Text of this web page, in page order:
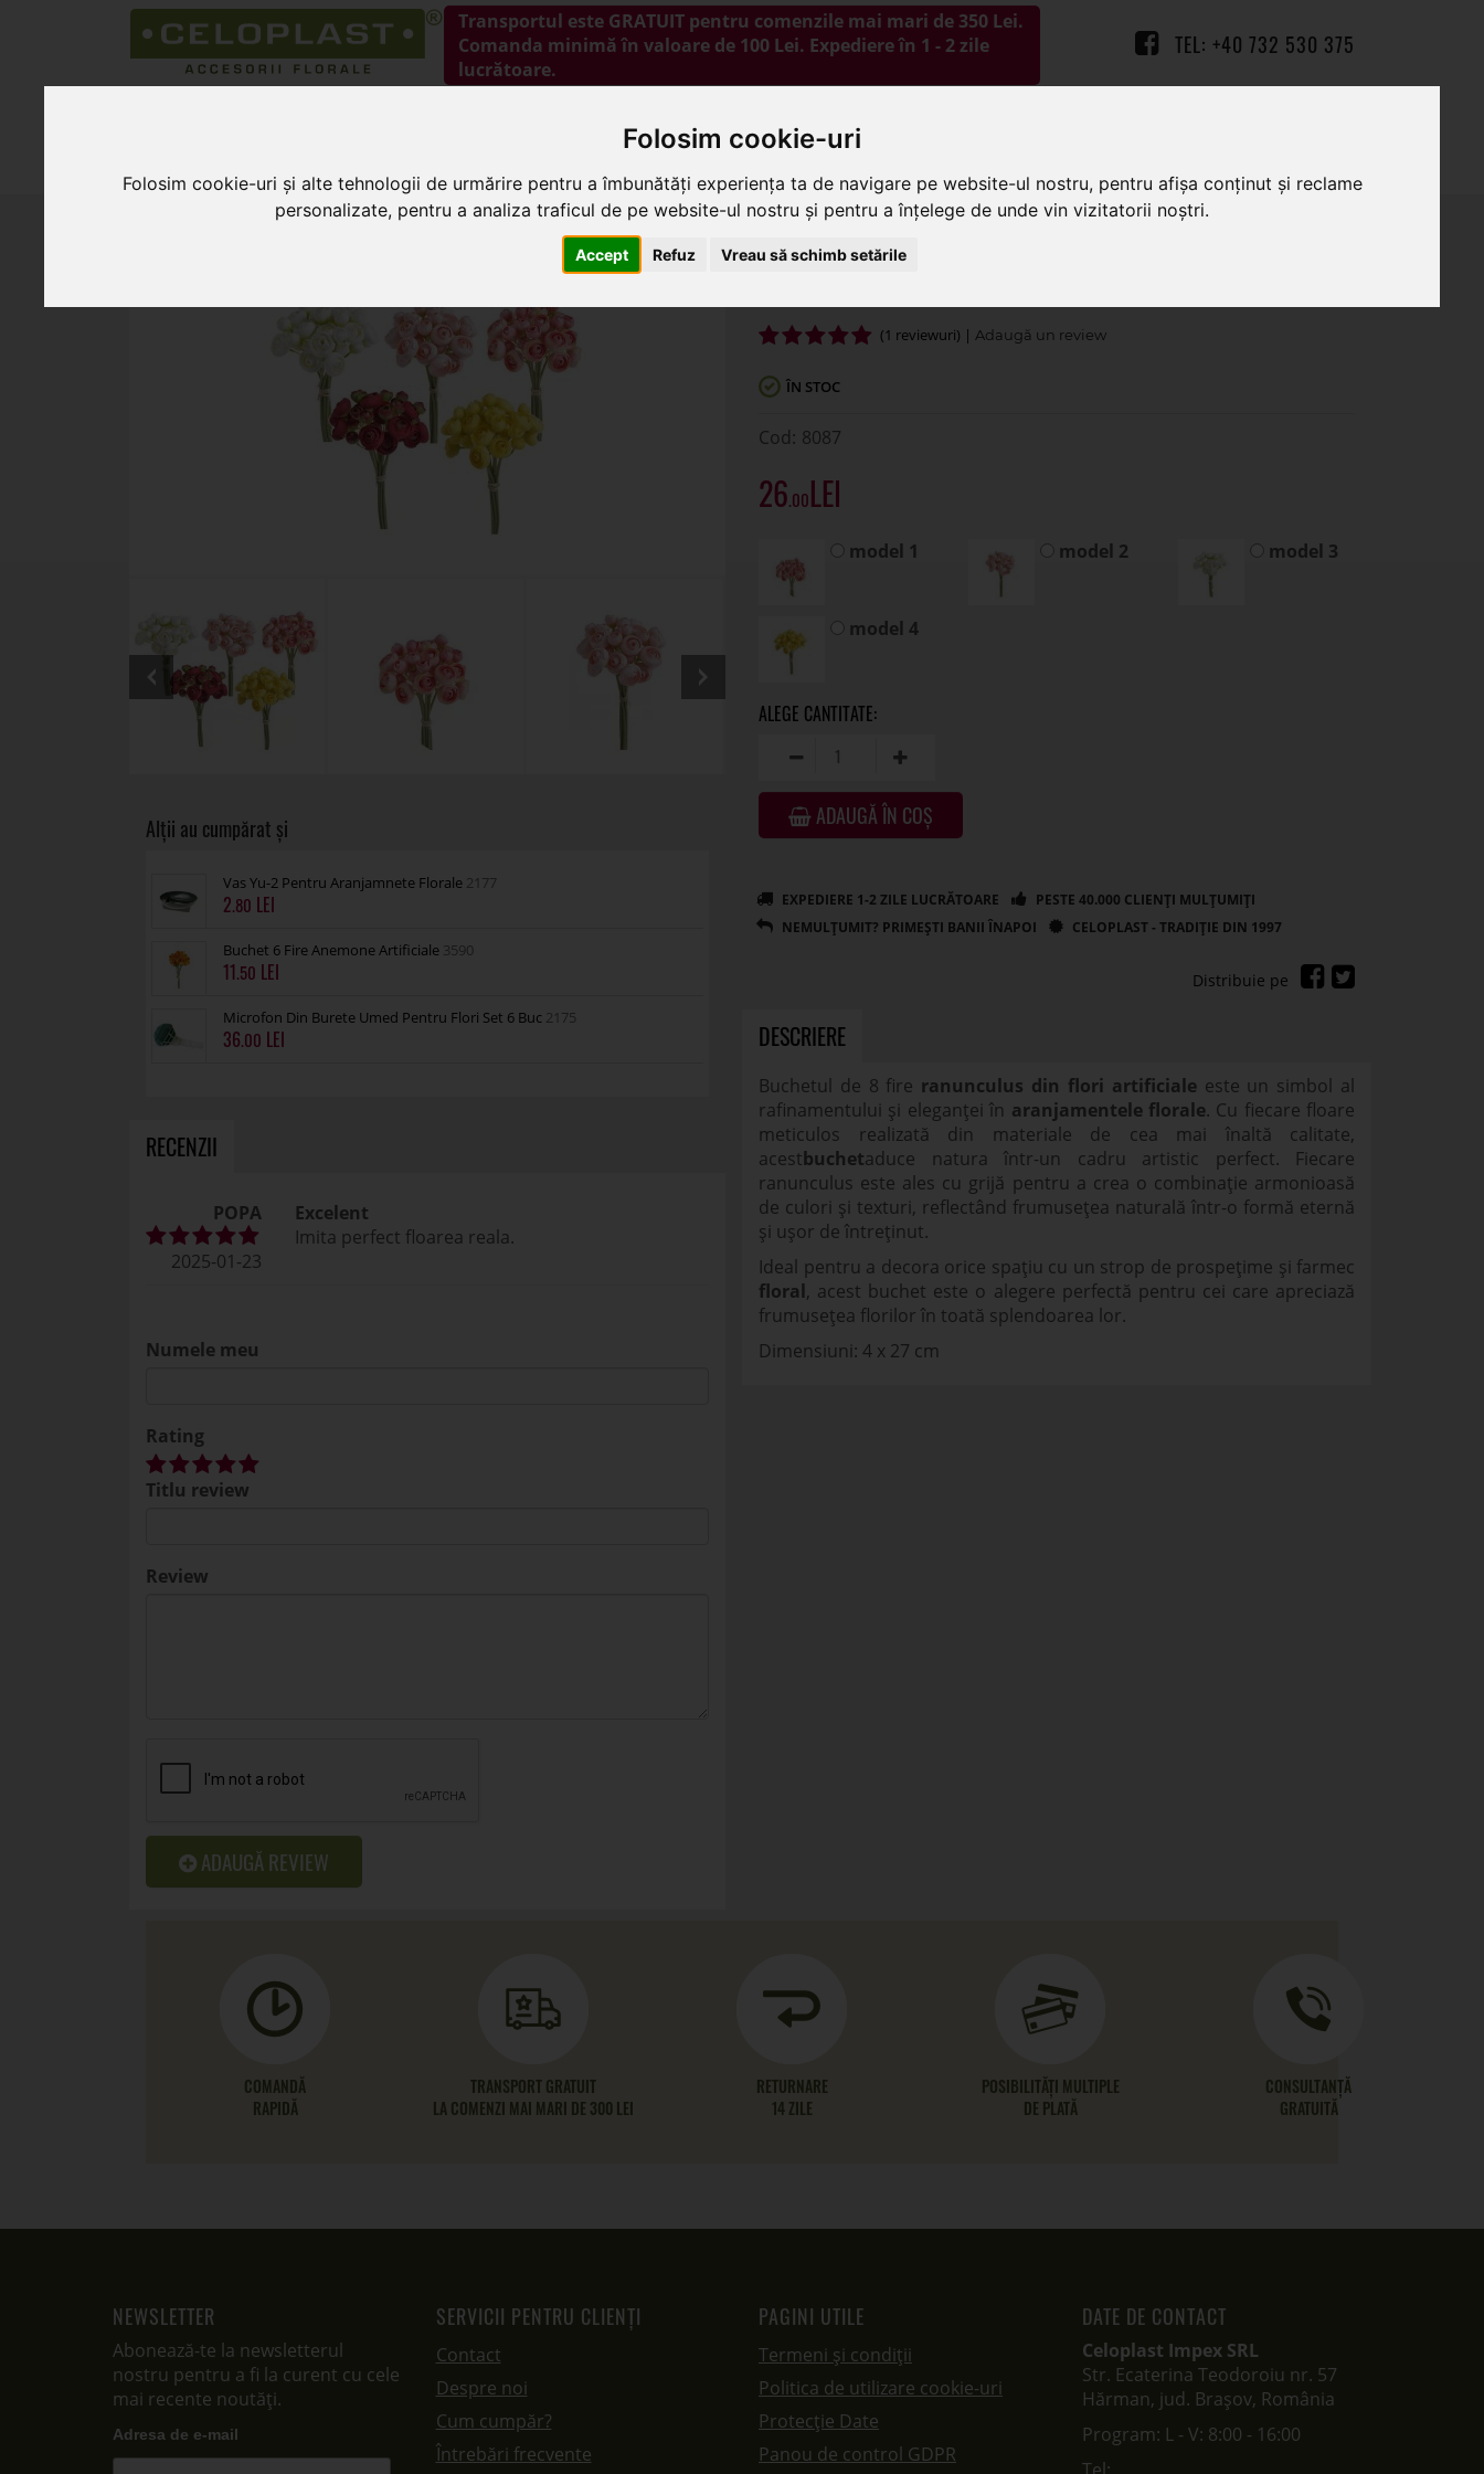
Folosim cookie-uri
Folosim cookie-uri și alte tehnologii de urmărire pentru a îmbunătăți experiența ta de navigare pe website-ul nostru, pentru afișa conținut și reclame
personalizate, pentru a analiza traficul de pe website-ul nostru și pentru a înțelege de unde vin vizitatorii noștri.
Accept Refuz Vreau să schimb setările
Transportul este GRATUIT pentru comenzile mai mari de 350 Lei.
Comanda minimă în valoare de 100 Lei. Expediere în 1 - 2 zile
lucrătoare.
TEL: +40 732 530 375
Flori artificiale » Buchet 8 fire ranunculus din flori artificiale
Vas Yu-2 Pentru Aranjamnete Florale 2177
2.80
Buchet 6 Fire Anemone Artificiale 3590
11.50
Microfon Din Burete Umed Pentru Flori Set 6 Buc 2175
36.00
RECENZII
POPA
2025-01-23
Excelent
Imita perfect floarea reala.
Numele meu
Rating
Titlu review
Review
ADAUGĂ REVIEW
(1 reviewuri) |
ÎN STOC
8087
26.00
model 1 model 2 model 3
model 4
ADAUGĂ ÎN COȘ
DESCRIERE
Buchetul de 8 fire ranunculus din flori artificialeeste un simbol al
rafinamentului și eleganței în aranjamentele florale. Cu fiecare floare
meticulos realizată din materiale de cea mai înaltă calitate,
acestbuchetaduce natura într-un cadru artistic perfect. Fiecare
ranunculus este ales cu grijă pentru a crea o combinație armonioasă
de culori și texturi, reflectând frumusețea naturală într-o formă eternă
și ușor de întreținut.
Ideal pentru a decora orice spațiu cu un strop de prospețime și farmec
floral, acest buchet este o alegere perfectă pentru cei care apreciază
frumusețea florilor în toată splendoarea lor.
Dimensiuni: 4 x 27 cm
COMANDĂ
RAPIDĂ
TRANSPORT GRATUIT
LA COMENZI MAI MARI DE 300 LEI
RETURNARE
14 ZILE
POSIBILITĂȚI MULTIPLE
DE PLATĂ
CONSULTANȚĂ
GRATUITĂ
NEWSLETTER
Abonează-te la newsletterul
nostru pentru a fi la curent cu cele
mai recente noutăți.
Adresa de e-mail
SERVICII PENTRU CLIENȚI
Contact
Despre noi
Cum cumpăr?
Întrebări frecvente
PAGINI UTILE
Termeni și condiții
Politica de utilizare cookie-uri
Protecție Date
Panou de control GDPR
DATE DE CONTACT
Celoplast Impex SRL
Str. Ecaterina Teodoroiu nr. 57
Hărman, jud. Brașov, România
Program: L - V: 8:00 - 16:00